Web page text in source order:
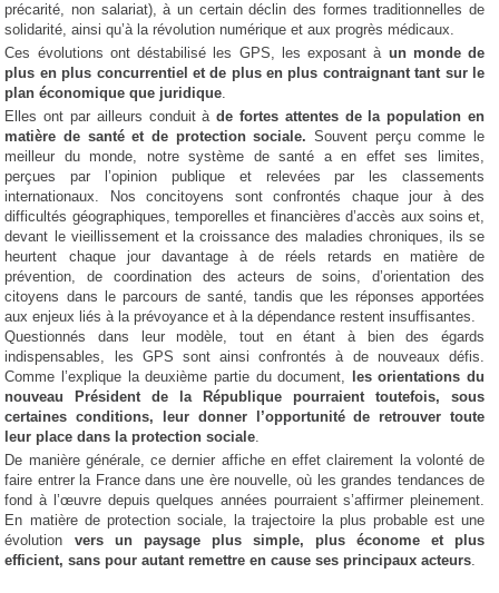
précarité, non salariat), à un certain déclin des formes traditionnelles de
solidarité, ainsi qu’à la révolution numérique et aux progrès médicaux.
Ces évolutions ont déstabilisé les GPS, les exposant àun monde de
plus en plus concurrentiel et de plus en plus contraignant tant sur le
plan économique que juridique.
Elles ont par ailleurs conduit àde fortes attentes de la population en
matière de santé et de protection sociale. Souvent perçu comme le
meilleur du monde, notre système de santé a en effet ses limites,
perçues par l’opinion publique et relevées par les classements
internationaux. Nos concitoyens sont confrontés chaque jour à des
difficultés géographiques, temporelles et financières d’accès aux soins et,
devant le vieillissement et la croissance des maladies chroniques, ils se
heurtent chaque jour davantage à de réels retards en matière de
prévention, de coordination des acteurs de soins, d’orientation des
citoyens dans le parcours de santé, tandis que les réponses apportées
aux enjeux liés à la prévoyance et à la dépendance restent insuffisantes.
Questionnés dans leur modèle, tout en étant à bien des égards
indispensables, les GPS sont ainsi confrontés à de nouveaux défis.
Comme l’explique la deuxième partie du document,
les orientations du
nouveau Président de la République pourraient toutefois, sous
certaines conditions, leur donner l’opportunité de retrouver toute
leur place dans la protection sociale.
De manière générale, ce dernier affiche en effet clairement la volonté de
faire entrer la France dans une ère nouvelle, où les grandes tendances de
fond à l’œuvre depuis quelques années pourraient s’affirmer pleinement.
En matière de protection sociale, la trajectoire la plus probable est une
évolution vers un paysage plus simple, plus économe et plus
efficient, sans pour autant remettre en cause ses principaux acteurs.